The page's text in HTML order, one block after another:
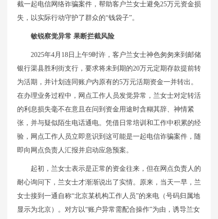
截一起电信网络诈骗案件，帮助客户兰女士避免25万元资金损
失，以实际行动守护了群众的“钱袋子”。
敏锐察觉异常 果断拦截风险
2025年4月18日上午9时许，客户兰女士神色匆匆来到邮储
银行渠县胜利街支行，要求将未到期的20万元定期存款提前转
为活期，并计划连同账户内原有的5万元活期资金一并转出。
在办理业务过程中，网点工作人员发觉异常，兰女士对定转活
的利息损失毫不在意且在问到资金用途时含糊其辞、神情紧
张，并与疑似陌生电话通电。凭借日常培训和工作中积累的经
验，网点工作人员立即意识到这可能是一起电信诈骗案件，随
即向网点负责人汇报并启动应急预案。
起初，兰女士表示是正常的资金往来，但在网点负责人的
耐心询问下，兰女士才渐渐说出了实情。原来，当天一早，兰
女士接到一通自称“北京某机构工作人员”的来电（号码归属地
显示为北京）。对方以“账户异常需配合操作”为由，诱导兰女